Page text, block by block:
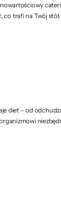
co trafi na Twój stół.
diet – od